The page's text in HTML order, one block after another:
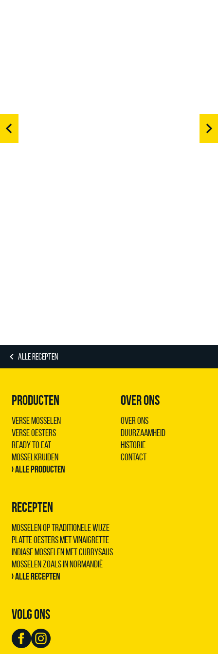
ALLE RECEPTEN
PRODUCTEN
Verse Mosselen
Verse Oesters
Ready to Eat
Mosselkruiden
› Alle producten
RECEPTEN
Mosselen op traditionele wijze
Platte oesters met vinaigrette
Indiase mosselen met Currysaus
Mosselen zoals in Normandië
› Alle recepten
OVER ONS
Over ons
Duurzaamheid
Historie
Contact
VOLG ONS